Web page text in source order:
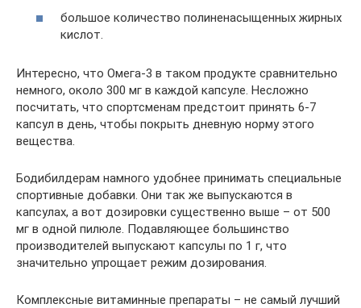
большое количество полиненасыщенных жирных
кислот.
Интересно, что Омега-3 в таком продукте сравнительно
немного, около 300 мг в каждой капсуле. Несложно
посчитать, что спортсменам предстоит принять 6-7
капсул в день, чтобы покрыть дневную норму этого
вещества.
Бодибилдерам намного удобнее принимать специальные
спортивные добавки. Они так же выпускаются в
капсулах, а вот дозировки существенно выше – от 500
мг в одной пилюле. Подавляющее большинство
производителей выпускают капсулы по 1 г, что
значительно упрощает режим дозирования.
Комплексные витаминные препараты – не самый лучший